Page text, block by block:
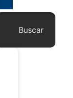
Buscar